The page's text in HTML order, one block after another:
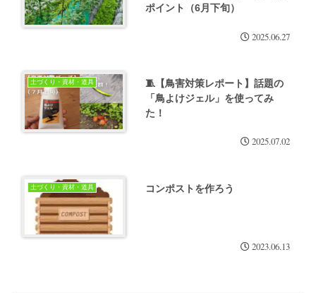
ポイント（6月下旬）
2025.06.27
土づくり・資材・道具
🧵【鳥害対策レポート】話題の
「鳥よけジェル」を使ってみ
た！
2025.07.02
土づくり・資材・道具 コンポストを作ろう
2023.06.13